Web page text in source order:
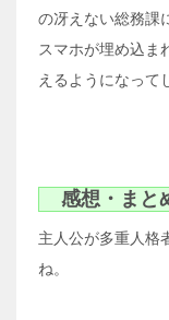
の冴えない総務課
スマホが埋め込ま
えるようになって
感想・まと
主人公が多重人格
ね。